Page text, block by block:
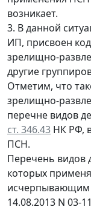
возникает.
3. В данной
ИП, присвоен
зрелищно-
другие
Отметим, что
зрелищно-
перечне видов
ст. 346.43 НК РФ,
ПСН.
Перечень видов
которых
исчерпывающим
14.08.2013 N 03-